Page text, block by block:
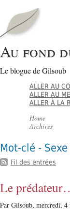
Au fond
Le blogue de Gilsoub
ALLER AU
ALLER AU
ALLER À LA
Home
Archives
Mot-clé - Sexe
Fil des entrées
Le
Par Gilsoub, mercredi, 4